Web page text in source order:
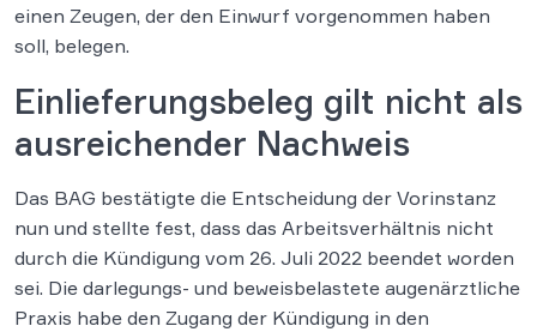
einen Zeugen, der den Einwurf vorgenommen haben
soll, belegen.
Einlieferungsbeleg gilt nicht als
ausreichender Nachweis
Das BAG bestätigte die Entscheidung der Vorinstanz
nun und stellte fest, dass das Arbeitsverhältnis nicht
durch die Kündigung vom 26. Juli 2022 beendet worden
sei. Die darlegungs- und beweisbelastete augenärztliche
Praxis habe den Zugang der Kündigung in den